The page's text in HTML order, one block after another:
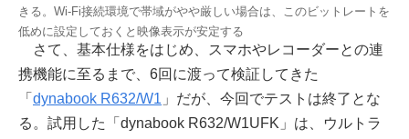
きる。Wi-Fi接続環境で帯域がやや厳しい場合は、このビットレートを
低めに設定しておくと映像表示が安定する
さて、基本仕様をはじめ、スマホやレコーダーとの連
携機能に至るまで、6回に渡って検証してきた
「 dynabook R632/W1 」だが、今回でテストは終了とな
る。試用した「dynabook R632/W1UFK」は、ウルトラ